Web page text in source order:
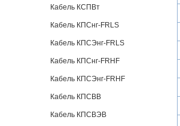
Кабель КСПВт
Кабель КПСнг-FRLS
Кабель КПСЭнг-FRLS
Кабель КПСнг-FRHF
Кабель КПСЭнг-FRHF
Кабель КПСВВ
Кабель КПСВЭВ